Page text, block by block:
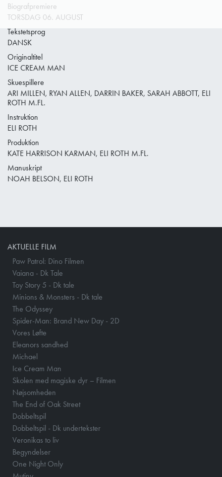
Biografpremiere
TORSDAG 06. AUGUST
Tekstetsprog
DANSK
Originaltitel
ICE CREAM MAN
Skuespillere
ARI MILLEN, RYAN ALLEN, DARRIN BAKER, SARAH ABBOTT, ELI
ROTH M.FL.
Instruktion
ELI ROTH
Produktion
KATE HARRISON KARMAN, ELI ROTH M.FL.
Manuskript
NOAH BELSON, ELI ROTH
AKTUELLE FILM
Paw Patrol: Dino Filmen
Vaiana - Dk Tale
Toy Story 5 - Dk tale
Minions & Monsters - Dk tale
The Odyssey
Spider-Man: Brand New Day - 2D
Vores Løfte
Eleanors sandhed
Michael
Ice Cream Man
Skolen med magiske dyr – Filmen
Nøjsomheden
The End of Oak Street
Dobbeltspil
Dobbeltspil - Dk undertekster
Veronikas to liv
Begyndelser
One Night Only